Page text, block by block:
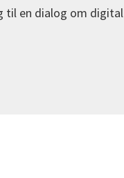
til en dialog om digital